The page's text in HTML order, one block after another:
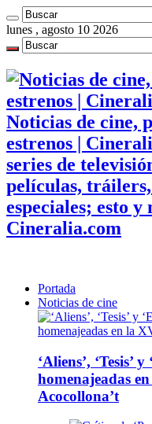
lunes , agosto 10 2026
Noticias de cine,
estrenos |
series de
películas, tráilers,
especiales; esto y
Cineralia.com
Portada
Noticias de cine
‘Aliens’, ‘Tesis’
homenajeadas
Acocollona’t